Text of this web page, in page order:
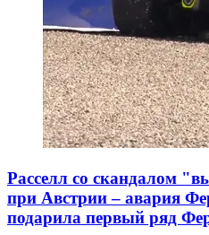
Расселл со скандалом
при Австрии – авария
подарила первый ряд